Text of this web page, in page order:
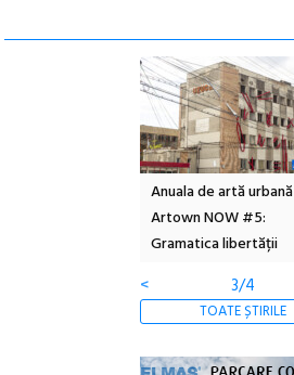
Anuala de artă urbană
Artown NOW #5:
Gramatica libertății
<
3/4
TOATE ȘTIRILE